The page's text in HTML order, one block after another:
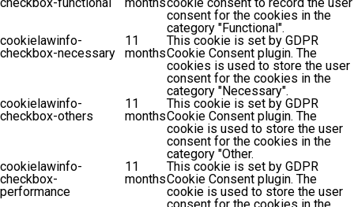
checkbox-functional
monthscookie consent to record the user
consent for the cookies in the
category "Functional".
cookielawinfo-
checkbox-necessary
11
months
This cookie is set by GDPR
Cookie Consent plugin. The
cookies is used to store the user
consent for the cookies in the
category "Necessary".
cookielawinfo-
checkbox-others
11
months
This cookie is set by GDPR
Cookie Consent plugin. The
cookie is used to store the user
consent for the cookies in the
category "Other.
cookielawinfo-
checkbox-
performance
11
months
This cookie is set by GDPR
Cookie Consent plugin. The
cookie is used to store the user